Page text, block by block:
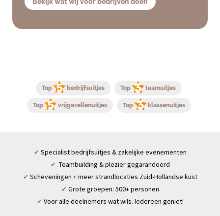
Top bedrijfsuitjes Top teamuitjes
Top vrijgezellenuitjes Top klassenuitjes
✔ Specialist bedrijfsuitjes & zakelijke evenementen
✔ Teambuilding & plezier gegarandeerd
✔ Scheveningen + meer strandlocaties Zuid-Hollandse kust
✔ Grote groepen: 500+ personen
✔ Voor alle deelnemers wat wils. Iedereen geniet!